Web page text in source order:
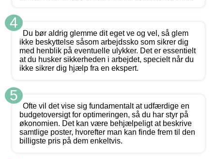
4
Du bør aldrig glemme dit eget ve og vel, så glem
ikke beskyttelse såsom arbejdssko som sikrer dig
med henblik på eventuelle ulykker. Det er essentielt
at du husker sikkerheden i arbejdet, specielt når du
ikke sikrer dig hjælp fra en ekspert.
5
Ofte vil det vise sig fundamentalt at udfærdige en
budgetoversigt for optimeringen, så du har styr på
økonomien. Det kan være behjælpeligt at beskrive
samtlige poster, hvorefter man kan finde frem til den
billigste pris på dem enkeltvis.